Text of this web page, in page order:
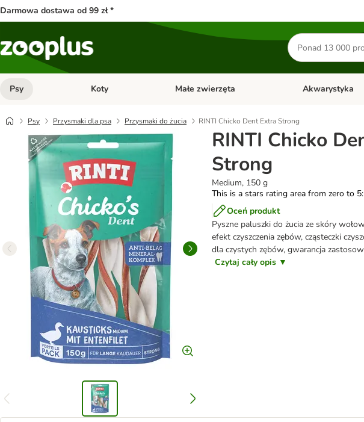
Darmowa dostawa od 99 zł *
Szukaj
produktów
Psy Otwórz menu kategorii: Psy
Koty Otwórz menu kategorii: Koty
Małe zwierzęta Otwórz menu
Akwarystyka
Psy Przysmaki dla psa Przysmaki do żucia RINTI Chicko Dent Extra Strong
RINTI Chicko
Strong
Medium, 150 g
This is a stars rating area from zero to
Oceń produkt
Pyszne paluszki do żucia ze skóry
efekt czyszczenia zębów, cząsteczki
dla czystych zębów, gwarancja
Czytaj cały opis ▼